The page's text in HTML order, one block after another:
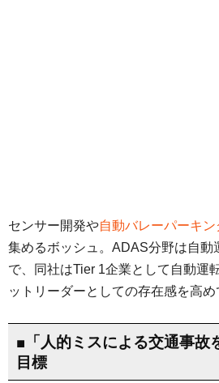
センサー開発や自動バレーパーキン
集めるボッシュ。ADAS分野は自動
で、同社はTier 1企業として自動運
ットリーダーとしての存在感を高め
■「人的ミスによる交通事故
目標